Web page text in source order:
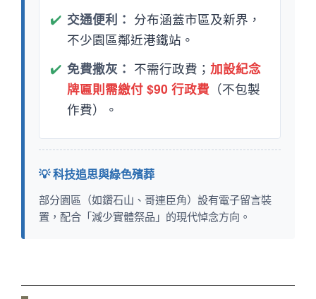
✔️ 交通便利： 分布涵蓋市區及新界，
不少園區鄰近港鐵站。
✔️ 免費撒灰： 不需行政費； 加設紀念
牌匾則需繳付 $90 行政費 （不包製
作費）。
💡 科技追思與綠色殯葬
部分園區（如鑽石山、哥連臣角）設有電子留言裝
置，配合「減少實體祭品」的現代悼念方向。